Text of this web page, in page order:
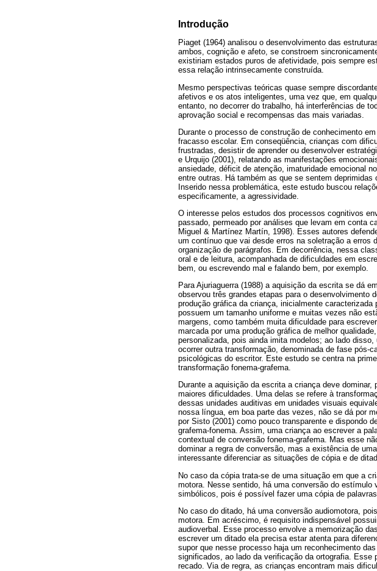
Introdução
Piaget (1964) analisou o desenvolvimento das
ambos, cognição e afeto, se constroem
existiriam estados puros de afetividade, pois sempre
essa relação intrinsecamente construída.
Mesmo perspectivas teóricas quase sempre
afetivos e os atos inteligentes, uma vez que, em
entanto, no decorrer do trabalho, há interferências de
aprovação social e recompensas das mais variadas.
Durante o processo de construção de conhecimento
fracasso escolar. Em conseqüência, crianças com
frustradas, desistir de aprender ou desenvolver
e Urquijo (2001), relatando as manifestações
ansiedade, déficit de atenção, imaturidade emocional
entre outras. Há também as que se sentem
Inserido nessa problemática, este estudo buscou
especificamente, a agressividade.
O interesse pelos estudos dos processos cognitivos
passado, permeado por análises que levam em conta
Miguel & Martínez Martín, 1998). Esses autores
um contínuo que vai desde erros na soletração a
organização de parágrafos. Em decorrência, nessa
oral e de leitura, acompanhada de dificuldades em
bem, ou escrevendo mal e falando bem, por exemplo.
Para Ajuriaguerra (1988) a aquisição da escrita se dá
observou três grandes etapas para o desenvolvimento
produção gráfica da criança, inicialmente
possuem um tamanho uniforme e muitas vezes não
margens, como também muita dificuldade para
marcada por uma produção gráfica de melhor
personalizada, pois ainda imita modelos; ao lado
ocorrer outra transformação, denominada de fase
psicológicas do escritor. Este estudo se centra na
transformação fonema-grafema.
Durante a aquisição da escrita a criança deve
maiores dificuldades. Uma delas se refere à
dessas unidades auditivas em unidades visuais
nossa língua, em boa parte das vezes, não se dá por
por Sisto (2001) como pouco transparente e dispondo
grafema-fonema. Assim, uma criança ao escrever a
contextual de conversão fonema-grafema. Mas esse
dominar a regra de conversão, mas a existência de
interessante diferenciar as situações de cópia e de
No caso da cópia trata-se de uma situação em que a
motora. Nesse sentido, há uma conversão do
simbólicos, pois é possível fazer uma cópia de
No caso do ditado, há uma conversão audiomotora,
motora. Em acréscimo, é requisito indispensável
audioverbal. Esse processo envolve a memorização
escrever um ditado ela precisa estar atenta para
supor que nesse processo haja um reconhecimento
significados, ao lado da verificação da ortografia.
recado. Via de regra, as crianças encontram mais